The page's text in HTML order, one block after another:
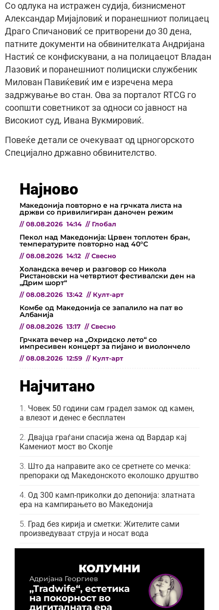
Со одлука на истражен судија, бизнисменот
Александар Мијајловиќ и поранешниот полицаец
Драго Спичановиќ се притворени до 30 дена,
патните документи на обвинителката Андријана
Настиќ се конфискувани, а на полицаецот Владан
Лазовиќ и поранешниот полициски службеник
Милован Павиќевиќ им е изречена мера
задржување во стан. Ова за порталот RTCG го
соопшти советникот за односи со јавност на
Високиот суд, Ивана Вукмировиќ.
Повеќе детали се очекуваат од црногорското
Специјално државно обвинителство.
Најново
Македонија повторно е на грчката листа на
држви со привилигиран даночен режим
// 08.08.2026 14:14 // Глобал
Пекол над Македонија: Црвен топлотен бран,
температурите повторно над 40°C
// 08.08.2026 14:12 // Свесно
Холандска вечер и разговор со Никола
Ристановски на четвртиот фестивалски ден на
„Дрим шорт“
// 08.08.2026 13:42 // Култ-арт
Комбе од Македонија се запалило на пат во
Албанија
// 08.08.2026 13:17 // Свесно
Грчката вечер на „Охридско лето“ со
импресивен концерт за пијано и виолончело
// 08.08.2026 12:59 // Култ-арт
Најчитано
Човек 50 години сам градел замок од камен,
а влезот и денес е бесплатен
Двајца граѓани спасија жена од Вардар кај
Камениот мост во Скопје
Што да направите ако се сретнете со мечка:
препораки од Македонското еколошко друштво
Од 300 камп-приколки до депонија: златната
ера на кампирањето во Македонија
Град без кирија и сметки: Жителите сами
произведуваат струја и носат вода
КОЛУМНИ
Адријана Георгиев
„Tradwife“, естетика
на покорност во
дигиталната ера